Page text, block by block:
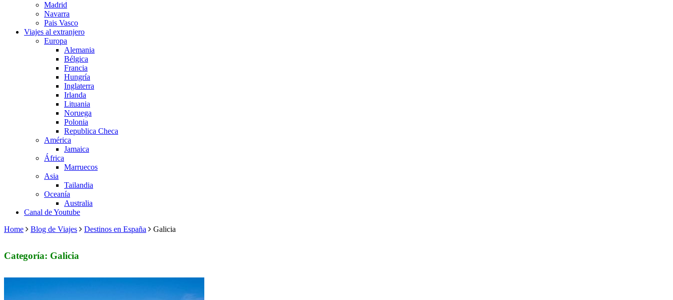
Madrid
Navarra
Pais Vasco
Viajes al extranjero
Europa
Alemania
Bélgica
Francia
Hungría
Inglaterra
Irlanda
Lituania
Noruega
Polonia
Republica Checa
América
Jamaica
África
Marruecos
Asia
Tailandia
Oceanía
Australia
Canal de Youtube
Home
Blog de Viajes Destinos en España Galicia
Categoría: Galicia